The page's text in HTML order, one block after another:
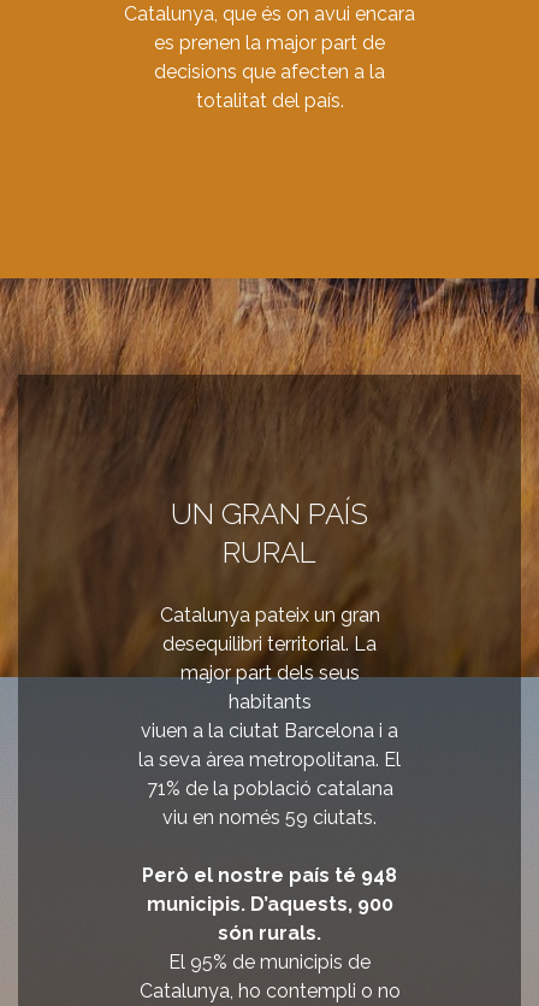
Catalunya, que és on avui encara
es prenen la major part de
decisions que afecten a la
totalitat del país.
UN GRAN PAÍS
RURAL
Catalunya pateix un gran
desequilibri territorial. La
major part dels seus
habitants
viuen a la ciutat Barcelona i a
la seva àrea metropolitana. El
71% de la població catalana
viu en només 59 ciutats.
Però el nostre país té 948
municipis. D’aquests, 900
són rurals.
El 95% de municipis de
Catalunya, ho contempli o no